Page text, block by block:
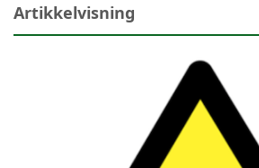
Artikkelvisning